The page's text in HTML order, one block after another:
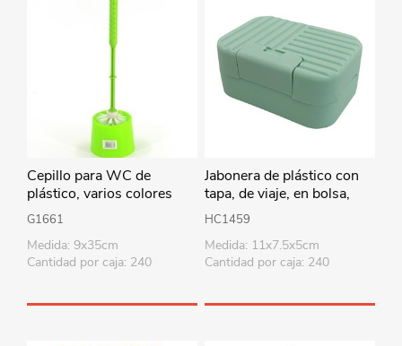
Cepillo para WC de
plástico, varios colores
G1661
Medida: 9x35cm
Cantidad por caja: 240
Jabonera de plástico con
tapa, de viaje, en bolsa,
varios colores
HC1459
Medida: 11x7.5x5cm
Cantidad por caja: 240